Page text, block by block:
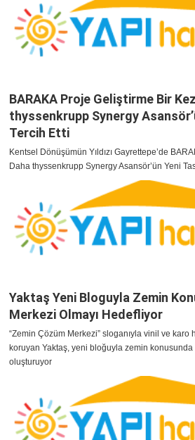
BARAKA Proje Geliştirme Bir
thyssenkrupp Synergy
Tercih Etti
Kentsel Dönüşümün Yıldızı Gayrettepe’de
Daha thyssenkrupp Synergy Asansör’ün Yeni
Yaktaş Yeni Bloguyla Zemin
Merkezi Olmayı Hedefliyor
“Zemin Çözüm Merkezi” sloganıyla vinil ve karo
koruyan Yaktaş, yeni bloğuyla zemin
oluşturuyor